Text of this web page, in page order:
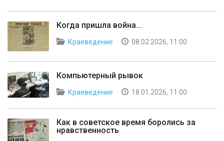
Когда пришла война...
Краеведение 08.02.2026, 11:00
Компьютерный рывок
Краеведение 18.01.2026, 11:00
Как в советское время боролись за
нравственность